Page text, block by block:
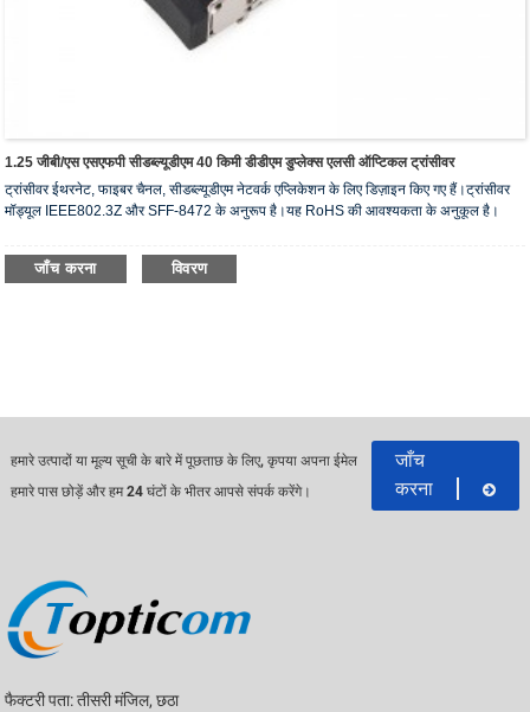
1.25 जीबी/एस एसएफपी सीडब्ल्यूडीएम 40 किमी डीडीएम डुप्लेक्स एलसी ऑप्टिकल ट्रांसीवर
ट्रांसीवर ईथरनेट, फाइबर चैनल, सीडब्ल्यूडीएम नेटवर्क एप्लिकेशन के लिए डिज़ाइन किए गए हैं।ट्रांसीवर
मॉड्यूल IEEE802.3Z और SFF-8472 के अनुरूप है।यह RoHS की आवश्यकता के अनुकूल है।
जाँच करना विवरण
हमारे उत्पादों या मूल्य सूची के बारे में पूछताछ के लिए, कृपया अपना ईमेल
हमारे पास छोड़ें और हम 24 घंटों के भीतर आपसे संपर्क करेंगे।
जाँच
करना
फैक्टरी पता: तीसरी मंजिल, छठा